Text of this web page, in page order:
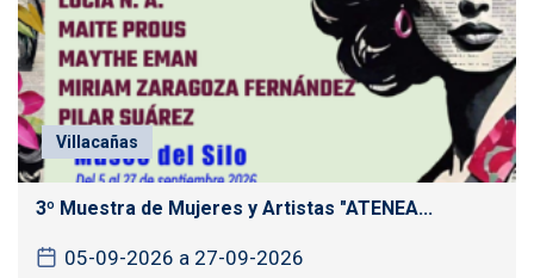
Villacañas
3º Muestra de Mujeres y Artistas "ATENEA...
05-09-2026 a 27-09-2026